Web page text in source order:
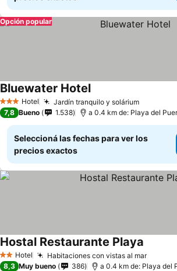
Opción popular
3 Estrellas
Hotel Jardín tranquilo y solárium
Bluewater Hotel
7,8 Bueno 1.538 a 0.4 km de: Playa del
Seleccioná las fechas para ver los
precios exactos
2 Estrellas
Hotel Habitaciones con vistas al mar
Hostal Restaurante Playa
8,3 Muy bueno 386 a 0.4 km de: Playa del